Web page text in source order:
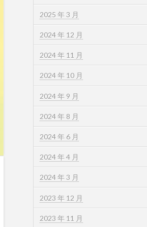
2025 年 3 月
2024 年 12 月
2024 年 11 月
2024 年 10 月
2024 年 9 月
2024 年 8 月
2024 年 6 月
2024 年 4 月
2024 年 3 月
2023 年 12 月
2023 年 11 月